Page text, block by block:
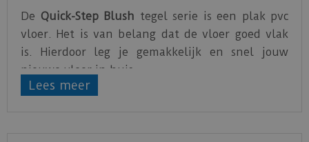
De Quick-Step Blush tegel serie is een plak pvc
vloer. Het is van belang dat de vloer goed vlak
is. Hierdoor leg je gemakkelijk en snel jouw
nieuwe vloer in huis.
De PVC vloeren van Quick-Step zijn water- en
Lees meer